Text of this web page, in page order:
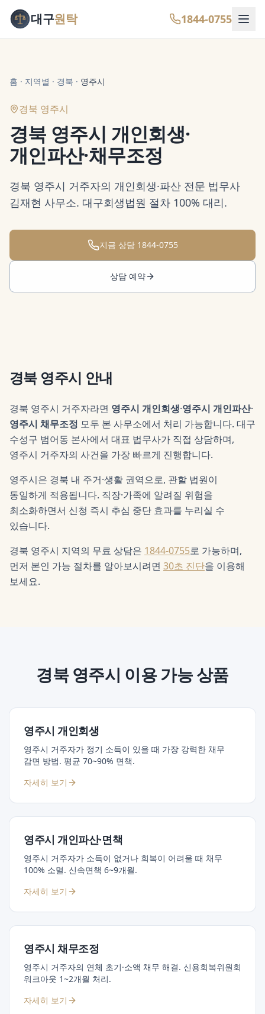
대구원탁 1844-0755
홈 · 지역별 · 경북 · 영주시
경북 영주시
경북 영주시 개인회생·
개인파산·채무조정
경북 영주시 거주자의 개인회생·파산 전문 법무사
김재현 사무소. 대구회생법원 절차 100% 대리.
지금 상담 1844-0755
상담 예약
경북 영주시 안내
경북 영주시 거주자라면 영주시 개인회생·영주시 개인파산·
영주시 채무조정 모두 본 사무소에서 처리 가능합니다. 대구
수성구 범어동 본사에서 대표 법무사가 직접 상담하며,
영주시 거주자의 사건을 가장 빠르게 진행합니다.
영주시은 경북 내 주거·생활 권역으로, 관할 법원이
동일하게 적용됩니다. 직장·가족에 알려질 위험을
최소화하면서 신청 즉시 추심 중단 효과를 누리실 수
있습니다.
경북 영주시 지역의 무료 상담은 1844-0755로 가능하며,
먼저 본인 가능 절차를 알아보시려면 30초 진단을 이용해
보세요.
경북 영주시 이용 가능 상품
영주시 개인회생
영주시 거주자가 정기 소득이 있을 때 가장 강력한 채무
감면 방법. 평균 70~90% 면책.
자세히 보기
영주시 개인파산·면책
영주시 거주자가 소득이 없거나 회복이 어려울 때 채무
100% 소멸. 신속면책 6~9개월.
자세히 보기
영주시 채무조정
영주시 거주자의 연체 초기·소액 채무 해결. 신용회복위원회
워크아웃 1~2개월 처리.
자세히 보기